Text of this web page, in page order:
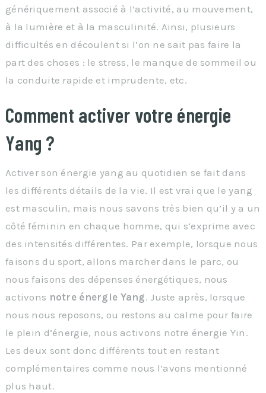
génériquement associé à l’activité, au mouvement,
à la lumière et à la masculinité. Ainsi, plusieurs
difficultés en découlent si l’on ne sait pas faire la
part des choses : le stress, le manque de sommeil ou
la conduite rapide et imprudente, etc.
Comment activer votre énergie
Yang ?
Activer son énergie yang au quotidien se fait dans
les différents détails de la vie. Il est vrai que le yang
est masculin, mais nous savons très bien qu’il y a un
côté féminin en chaque homme, qui s’exprime avec
des intensités différentes. Par exemple, lorsque nous
faisons du sport, allons marcher dans le parc, ou
nous faisons des dépenses énergétiques, nous
activons notre énergie Yang. Juste après, lorsque
nous nous reposons, ou restons au calme pour faire
le plein d’énergie, nous activons notre énergie Yin.
Les deux sont donc différents tout en restant
complémentaires comme nous l’avons mentionné
plus haut.